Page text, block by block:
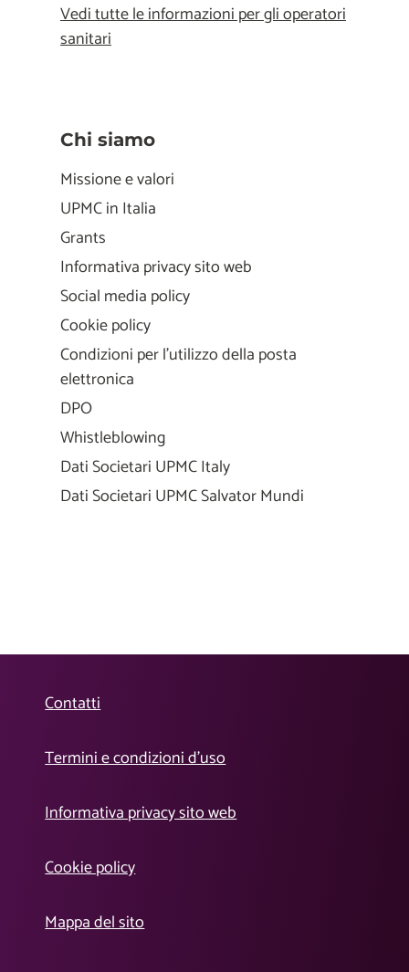
Vedi tutte le informazioni per gli operatori
sanitari
Chi siamo
Missione e valori
UPMC in Italia
Grants
Informativa privacy sito web
Social media policy
Cookie policy
Condizioni per l'utilizzo della posta
elettronica
DPO
Whistleblowing
Dati Societari UPMC Italy
Dati Societari UPMC Salvator Mundi
Contatti
Termini e condizioni d’uso
Informativa privacy sito web
Cookie policy
Mappa del sito